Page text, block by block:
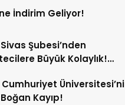
İndirim Geliyor!
Sivas Şubesi’nden
Büyük Kolaylık!
Girdi!
Üniversitesi’ni
Kayıp!